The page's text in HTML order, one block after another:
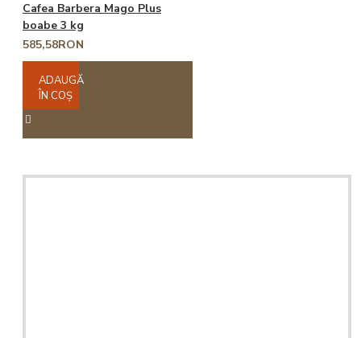
Cafea Barbera Mago Plus
boabe 3 kg
585,58RON
ADAUGĂ
ÎN COŞ